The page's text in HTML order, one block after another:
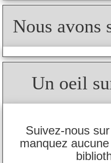
Un oeil
Suivez-nous sur
manquez